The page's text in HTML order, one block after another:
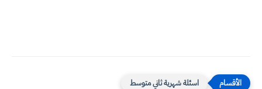
اسئلة شهرية ثاني متوسط